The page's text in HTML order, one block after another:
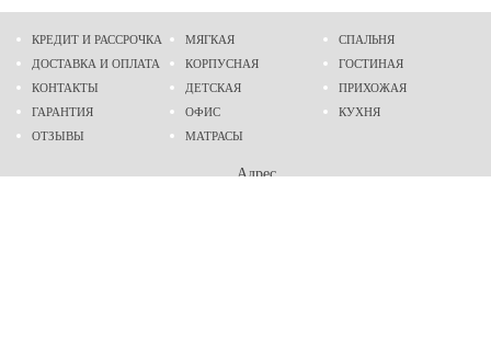
КРЕДИТ И РАССРОЧКА
ДОСТАВКА И ОПЛАТА
КОНТАКТЫ
ГАРАНТИЯ
ОТЗЫВЫ
МЯГКАЯ
КОРПУСНАЯ
ДЕТСКАЯ
ОФИС
МАТРАСЫ
СПАЛЬНЯ
ГОСТИНАЯ
ПРИХОЖАЯ
КУХНЯ
Адрес